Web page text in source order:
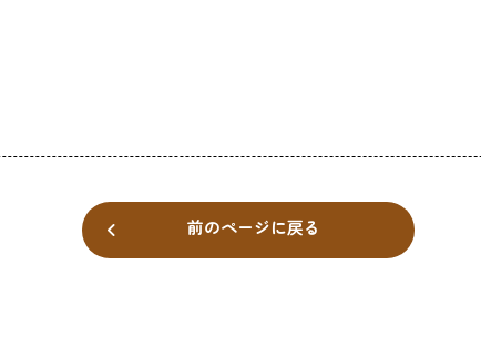
前のページに戻る